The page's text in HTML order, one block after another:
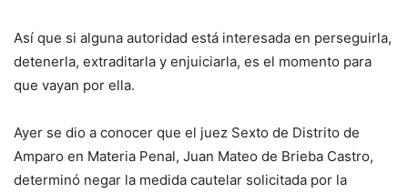
Así que si alguna autoridad está interesada en perseguirla,
detenerla, extraditarla y enjuiciarla, es el momento para
que vayan por ella.
Ayer se dio a conocer que el juez Sexto de Distrito de
Amparo en Materia Penal, Juan Mateo de Brieba Castro,
determinó negar la medida cautelar solicitada por la